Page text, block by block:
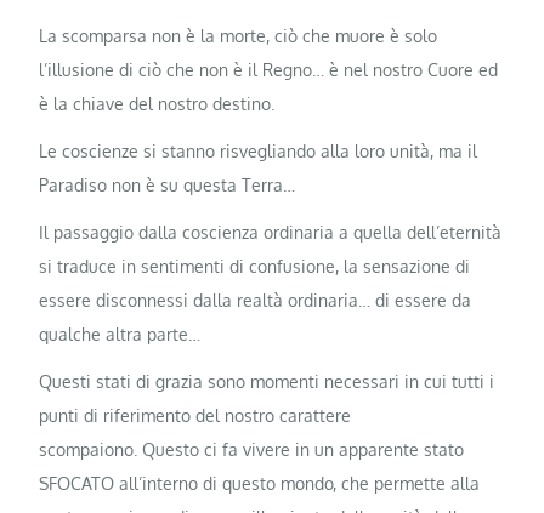
La scomparsa non è la morte, ciò che muore è solo
l’illusione di ciò che non è il Regno… è nel nostro Cuore ed
è la chiave del nostro destino.
Le coscienze si stanno risvegliando alla loro unità, ma il
Paradiso non è su questa Terra…
Il passaggio dalla coscienza ordinaria a quella dell’eternità
si traduce in sentimenti di confusione, la sensazione di
essere disconnessi dalla realtà ordinaria… di essere da
qualche altra parte…
Questi stati di grazia sono momenti necessari in cui tutti i
punti di riferimento del nostro carattere
scompaiono. Questo ci fa vivere in un apparente stato
SFOCATO all’interno di questo mondo, che permette alla